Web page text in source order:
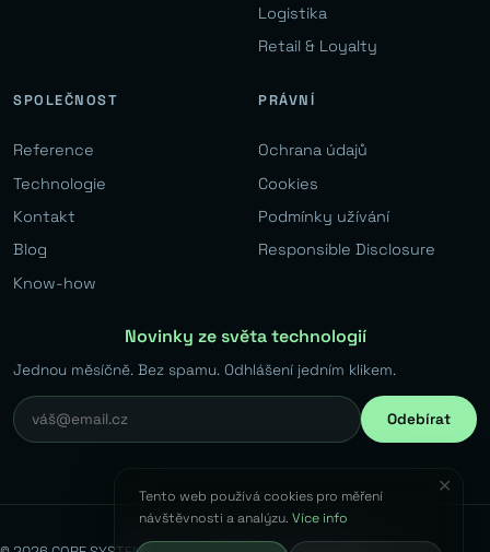
Logistika
Retail & Loyalty
SPOLEČNOST
Reference
Technologie
Kontakt
Blog
Know-how
PRÁVNÍ
Ochrana údajů
Cookies
Podmínky užívání
Responsible Disclosure
Novinky ze světa technologií
Jednou měsíčně. Bez spamu. Odhlášení jedním klikem.
Odebírat
✕
Tento web používá cookies pro měření
návštěvnosti a analýzu.Více info